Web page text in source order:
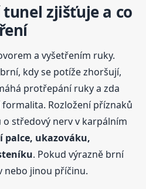
zjišťuje a co
a vyšetřením ruky.
kdy se potíže zhoršují,
protřepání ruky a zda
Rozložení příznaků
středový nerv v karpálním
palce, ukazováku,
. Pokud výrazně brní
nebo jinou příčinu.